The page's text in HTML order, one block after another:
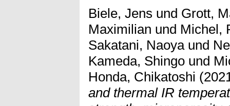
Biele, Jens und Grott,
Maximilian und Michel,
Sakatani, Naoyaund
Kameda, Shingo und
Honda, Chikatoshi
and thermal IR